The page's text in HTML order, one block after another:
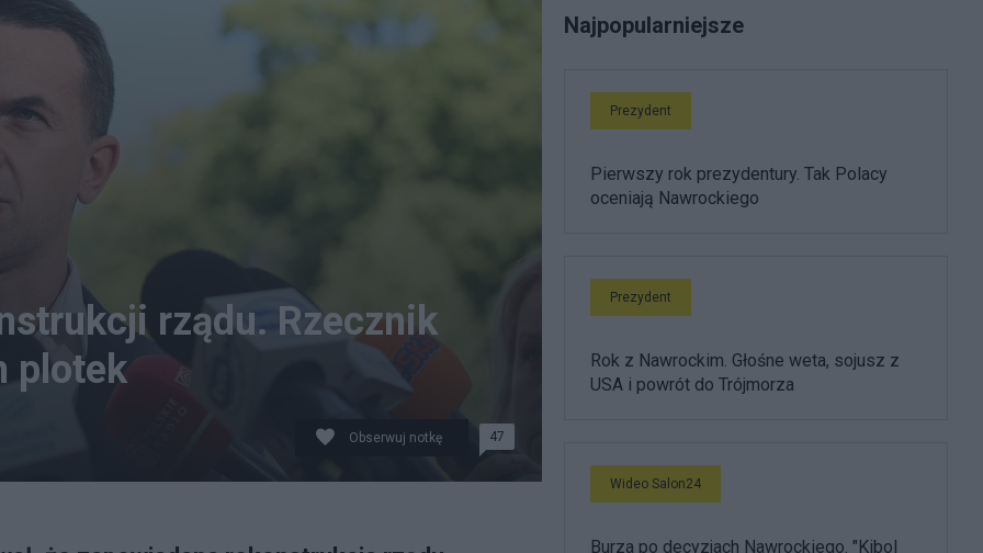
rządu. Rzecznik
plotek
Obserwuj notkę 47
Najpopularniejsze
Prezydent
Pierwszy rok prezydentury. Tak Polacy
oceniają Nawrockiego
Prezydent
Rok z Nawrockim. Głośne weta, sojusz z
USA i powrót do Trójmorza
Wideo Salon24
Burza po decyzjach Nawrockiego. "Kibol